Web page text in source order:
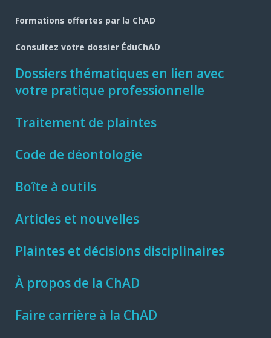
Formations offertes par la ChAD
Consultez votre dossier ÉduChAD
Dossiers thématiques en lien avec
votre pratique professionnelle
Traitement de plaintes
Code de déontologie
Boîte à outils
Articles et nouvelles
Plaintes et décisions disciplinaires
À propos de la ChAD
Faire carrière à la ChAD